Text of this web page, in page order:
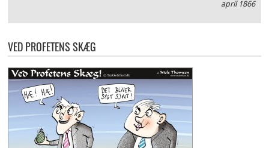
april 1866
VED PROFETENS SKÆG